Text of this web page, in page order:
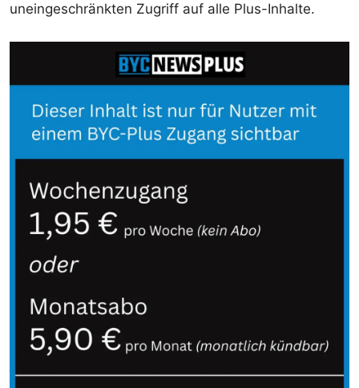
uneingeschränkten Zugriff auf alle Plus-Inhalte.